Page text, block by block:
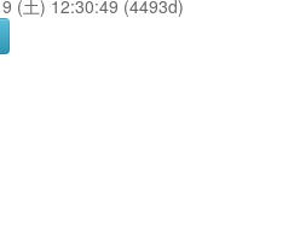
(土) 12:30:49 (4493d)